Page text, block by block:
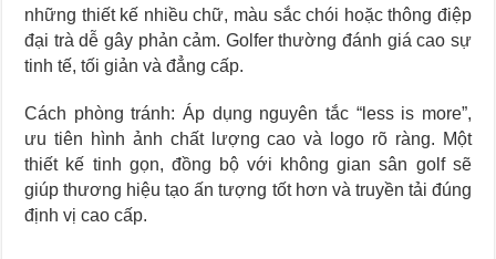
những thiết kế nhiều chữ, màu sắc chói hoặc thông điệp
đại trà dễ gây phản cảm. Golfer thường đánh giá cao sự
tinh tế, tối giản và đẳng cấp.
Cách phòng tránh: Áp dụng nguyên tắc “less is more”,
ưu tiên hình ảnh chất lượng cao và logo rõ ràng. Một
thiết kế tinh gọn, đồng bộ với không gian sân golf sẽ
giúp thương hiệu tạo ấn tượng tốt hơn và truyền tải đúng
định vị cao cấp.